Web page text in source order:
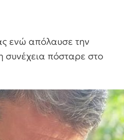
ενώ απόλαυσε την
συνέχεια πόσταρε στο